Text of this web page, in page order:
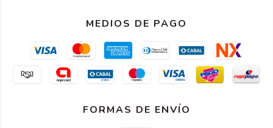
MEDIOS DE PAGO
FORMAS DE ENVÍO